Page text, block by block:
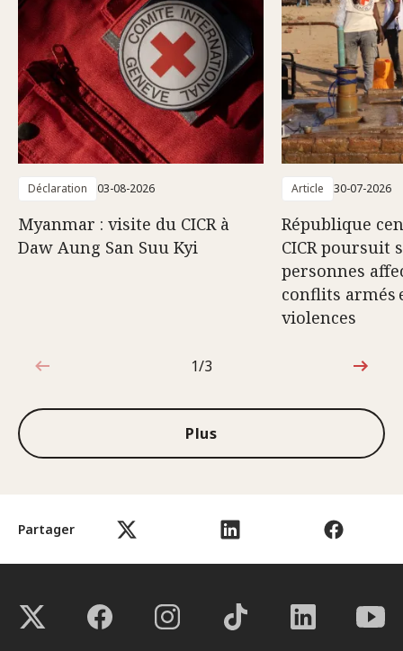
Partager
Déclaration 03-08-2026
Myanmar : visite du CICR à
Daw Aung San Suu Kyi
Article 30-07-2026
République
CICR poursuit
personnes
conflits armés
violences
1sur3
1/3
Plus